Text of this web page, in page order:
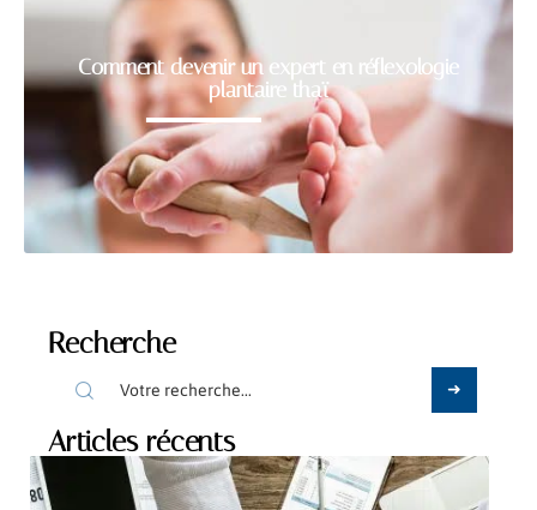
Comment devenir un expert en réflexologie
plantaire thaï
Recherche
Articles récents